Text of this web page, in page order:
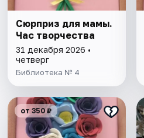
Сюрприз для мамы.
Час творчества
31 декабря 2026 •
четверг
Библиотека № 4
от 350 ₽